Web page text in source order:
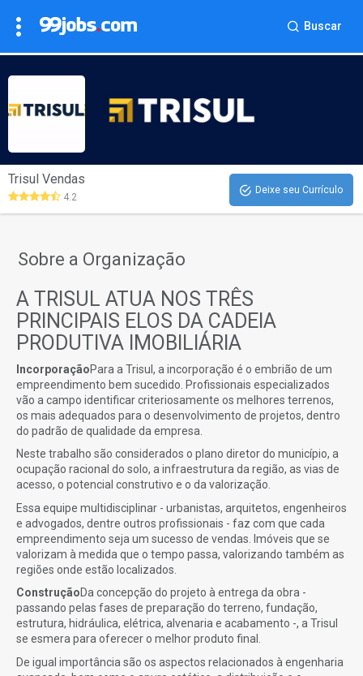
Buscar
Trisul Vendas
4.2
Deixe seu Currículo
Sobre a Organização
A TRISUL ATUA NOS TRÊS
PRINCIPAIS ELOS DA CADEIA
PRODUTIVA IMOBILIÁRIA
IncorporaçãoPara a Trisul, a incorporação é o embrião de um
empreendimento bem sucedido. Profissionais especializados
vão a campo identificar criteriosamente os melhores terrenos,
os mais adequados para o desenvolvimento de projetos, dentro
do padrão de qualidade da empresa.
Neste trabalho são considerados o plano diretor do município, a
ocupação racional do solo, a infraestrutura da região, as vias de
acesso, o potencial construtivo e o da valorização.
Essa equipe multidisciplinar - urbanistas, arquitetos, engenheiros
e advogados, dentre outros profissionais - faz com que cada
empreendimento seja um sucesso de vendas. Imóveis que se
valorizam à medida que o tempo passa, valorizando também as
regiões onde estão localizados.
ConstruçãoDa concepção do projeto à entrega da obra -
passando pelas fases de preparação do terreno, fundação,
estrutura, hidráulica, elétrica, alvenaria e acabamento -, a Trisul
se esmera para oferecer o melhor produto final.
De igual importância são os aspectos relacionados à engenharia